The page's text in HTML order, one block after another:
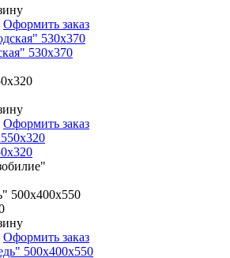
Оформить заказ
530х370
Оформить заказ
500х400х550
Оформить заказ